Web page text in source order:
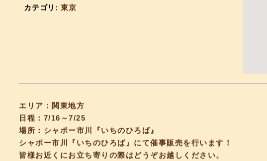
カテゴリ: 東京
エリア：関東地方
日程：7/16～7/25
場所：シャポー市川『いちのひろば』
シャポー市川『いちのひろば』にて催事販売を行います！
皆様お近くにお立ち寄りの際はどうぞお越しください。